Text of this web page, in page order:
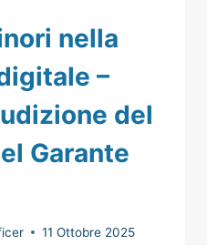
nella
–
del
Garante
11 Ottobre 2025